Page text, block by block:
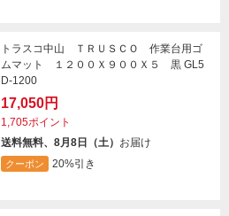
トラスコ中山 ＴＲＵＳＣＯ 作業台用ゴ
ムマット １２００Ｘ９００Ｘ５ 黒 GL5
D-1200
17,050円
1,705ポイント
送料無料、8月8日（土） お届け
クーポン 20%引き